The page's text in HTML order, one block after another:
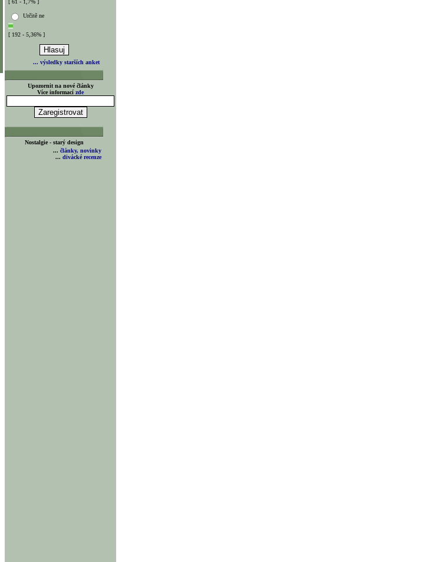
[ 61 - 1,7% ]
Určitě ne
[ 192 - 5,36% ]
... výsledky starších anket
Upozornit na nové články
Více informací zde
Nostalgie - starý design
... články, novinky
... divácké recenze